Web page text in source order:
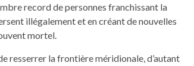
record de personnes franchissant la
illégalement et en créant de nouvelles
mortel.
resserrer la frontière méridionale, d’autant